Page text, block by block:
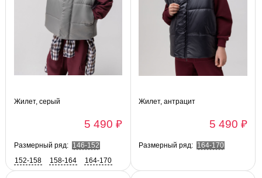
Жилет, серый
5 490 ₽
Размерный ряд:
146-152
152-158
158-164 164-170
Жилет, антрацит
5 490 ₽
Размерный ряд: 164-170